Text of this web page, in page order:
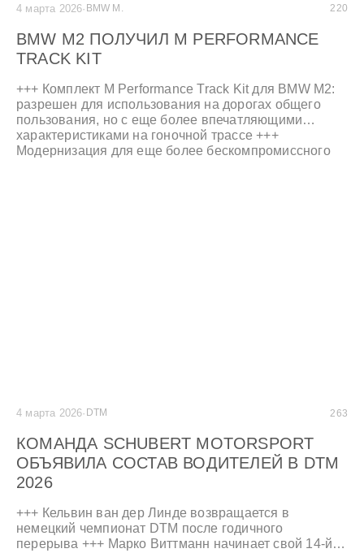
4 марта 2026· BMW M. 220
BMW M2 ПОЛУЧИЛ M PERFORMANCE
TRACK KIT
+++ Комплект M Performance Track Kit для BMW M2:
разрешен для использования на дорогах общего
пользования, но с еще более впечатляющими
характеристиками на гоночной трассе +++
Модернизация для еще более бескомпромиссного
4 марта 2026· DTM 263
КОМАНДА SCHUBERT MOTORSPORT
ОБЪЯВИЛА СОСТАВ ВОДИТЕЛЕЙ В DTM
2026
+++ Кельвин ван дер Линде возвращается в
немецкий чемпионат DTM после годичного
перерыва +++ Марко Виттманн начинает свой 14-й